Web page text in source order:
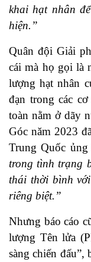
khai hạt nhân
hiện.”
Quân đội Giải
cái mà họ gọi là
lượng hạt nhân
đạn trong các
toàn nằm ở dãy
Góc năm 2023
Trung Quốc ủng
trong tình trạng
thái thời bình
riêng biệt.”
Nhưng báo cáo
lượng Tên lửa
sàng chiến